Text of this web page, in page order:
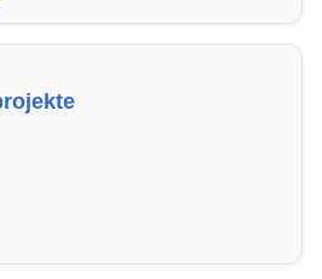
in Hamm – modern,
bezugsfertig.